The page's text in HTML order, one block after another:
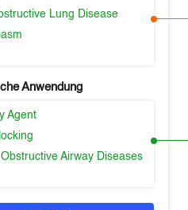
Lung Disease
Anwendung
Agent
Airway Diseases